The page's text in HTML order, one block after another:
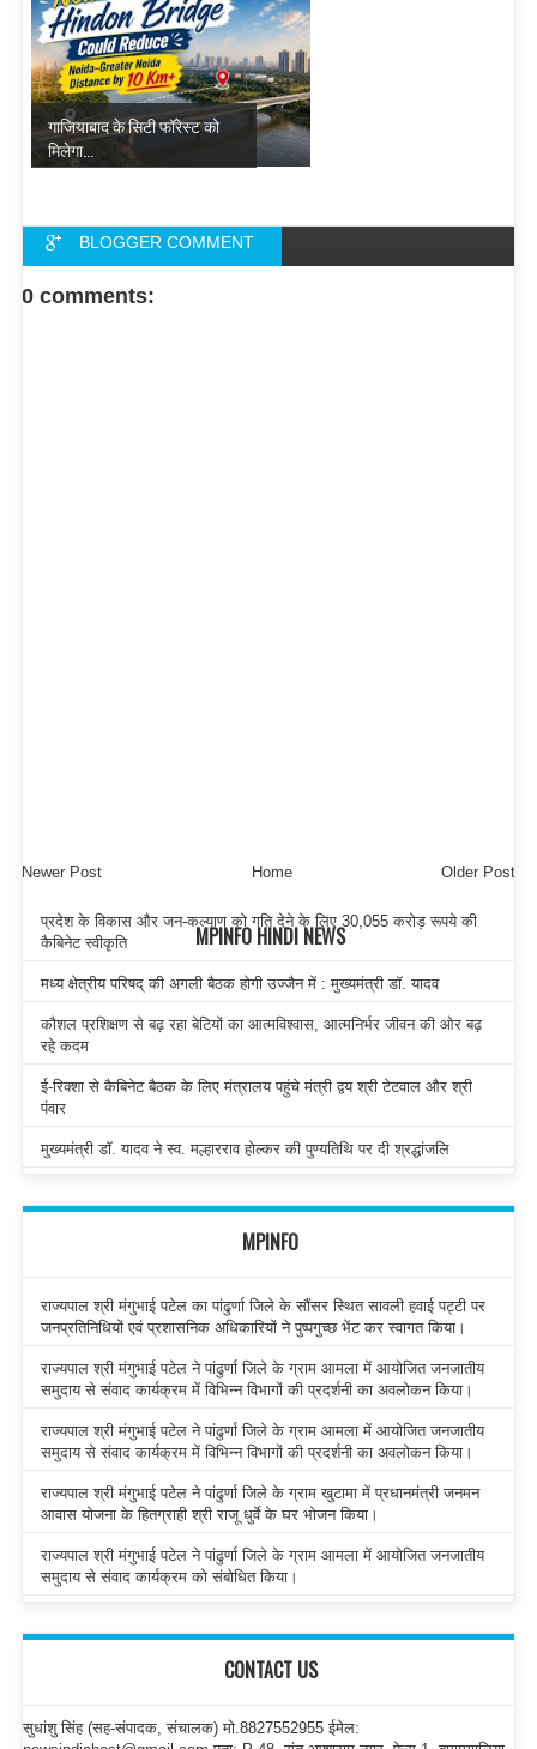
गाजियाबाद के सिटी फॉरेस्ट को
मिलेगा...
BLOGGER COMMENT
FACEBOOK COMMENT
0 comments:
Newer Post Older Post
Home
MPINFO HINDI NEWS
प्रदेश के विकास और जन-कल्याण को गति देने के लिए 30,055 करोड़ रूपये की
कैबिनेट स्वीकृति
मध्य क्षेत्रीय परिषद् की अगली बैठक होगी उज्जैन में : मुख्यमंत्री डॉ. यादव
कौशल प्रशिक्षण से बढ़ रहा बेटियों का आत्मविश्वास, आत्मनिर्भर जीवन की ओर बढ़
रहे कदम
ई-रिक्शा से कैबिनेट बैठक के लिए मंत्रालय पहुंचे मंत्री द्वय श्री टेटवाल और श्री
पंवार
मुख्यमंत्री डॉ. यादव ने स्व. मल्हारराव होल्कर की पुण्यतिथि पर दी श्रद्धांजलि
MPINFO
राज्यपाल श्री मंगुभाई पटेल का पांढुर्णा जिले के सौंसर स्थित सावली हवाई पट्टी पर
जनप्रतिनिधियों एवं प्रशासनिक अधिकारियों ने पुष्पगुच्छ भेंट कर स्वागत किया।
राज्यपाल श्री मंगुभाई पटेल ने पांढुर्णा जिले के ग्राम आमला में आयोजित जनजातीय
समुदाय से संवाद कार्यक्रम में विभिन्न विभागों की प्रदर्शनी का अवलोकन किया।
राज्यपाल श्री मंगुभाई पटेल ने पांढुर्णा जिले के ग्राम आमला में आयोजित जनजातीय
समुदाय से संवाद कार्यक्रम में विभिन्न विभागों की प्रदर्शनी का अवलोकन किया।
राज्यपाल श्री मंगुभाई पटेल ने पांढुर्णा जिले के ग्राम खुटामा में प्रधानमंत्री जनमन
आवास योजना के हितग्राही श्री राजू धुर्वे के घर भोजन किया।
राज्यपाल श्री मंगुभाई पटेल ने पांढुर्णा जिले के ग्राम आमला में आयोजित जनजातीय
समुदाय से संवाद कार्यक्रम को संबोधित किया।
CONTACT US
सुधांशु सिंह (सह-संपादक, संचालक) मो.8827552955 ईमेल: